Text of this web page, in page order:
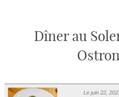
Dîner au
Le juin 22,